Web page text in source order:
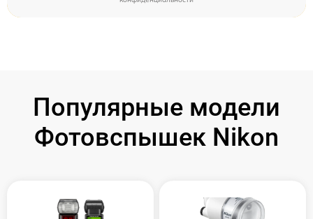
Популярные модели
Фотовспышек Nikon